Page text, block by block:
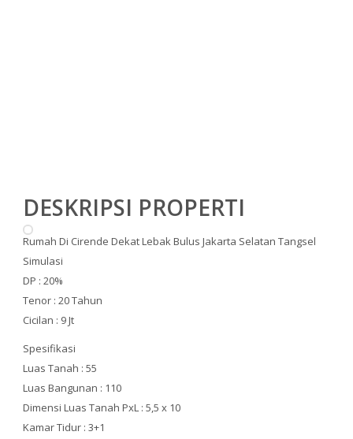
DESKRIPSI PROPERTI
Rumah Di Cirende Dekat Lebak Bulus Jakarta Selatan Tangsel
Simulasi
DP : 20%
Tenor : 20 Tahun
Cicilan : 9 Jt
Spesifikasi
Luas Tanah : 55
Luas Bangunan : 110
Dimensi Luas Tanah PxL : 5,5 x 10
Kamar Tidur : 3+1